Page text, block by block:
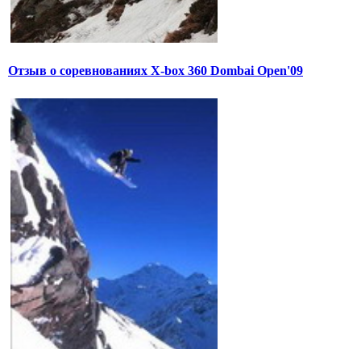
Отзыв о соревнованиях X-box 360 Dombai Open'09